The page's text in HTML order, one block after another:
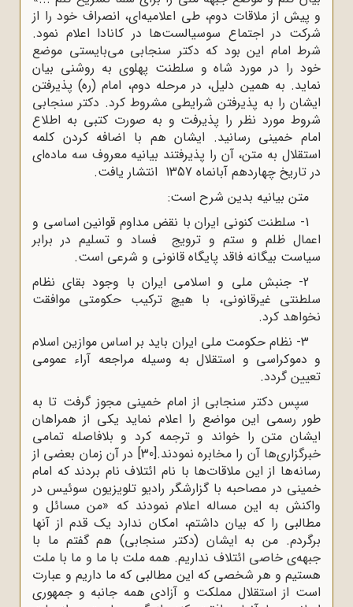
و پیش از ملاقات دوم، طی اعلامیه‌ای، انصراف خود را از
شرکت در اجتماع سوسیالست‌ها در کانادا اعلام نمود.
شرط امام این بود که دکتر سنجابی می‌بایستی موضع
خود را در مورد شاه و سلطنت پهلوی به روشنی بیان
نماید. به همین دلیل، در مرحله دوم، امام (ره) پذیرفتن
ایشان را به پذیرفتن شرایطی مشروط کرد. دکتر سنجابی
شروط مورد نظر را پذیرفت و به صورت کتبی به اطلاع
امام خمینی رسانید. ایشان هم با اضافه کردن کلمه
استقلال به متن، آن را پذیرفتند بیانیه معروف سه ماده‌ای
در تاریخ چهاردهم آبانماه 1357 انتشار یافت
.
متن بیانیه بدین شرح است:
1- سلطنت کنونی ایران با نقض مداوم قوانین اساسی و
اعمال ظلم و ستم و ترویج فساد و تسلیم در برابر
سیاست بیگانه فاقد پایگاه قانونی و شرعی است.
2- جنبش ملی و اسلامی ایران با وجود بقای نظام
سلطنتی غیرقانونی، با هیچ ترکیب حکومتی موافقت
نخواهد کرد.
3- نظام حکومت ملی ایران باید بر اساس موازین اسلام
و دموکراسی و استقلال به وسیله مراجعه آراء عمومی
تعیین گردد.
سپس دکتر سنجابی از امام خمینی مجوز گرفت تا به
طور رسمی این مواضع را اعلام نماید یکی از همراهان
ایشان متن را خواند و ترجمه کرد و بلافاصله تمامی
خبرگزاری‌ها آن را مخابره نمودند.[30] در آن زمان بعضی از
رسانه‌ها از این ملاقات‌ها با نام ائتلاف نام بردند که امام
خمینی در مصاحبه با گزارشگر رادیو تلویزیون سوئیس در
واکنش به این مساله اعلام نمودند که «من مسائل و
مطالبی را که بیان داشتم، امکان ندارد یک قدم از آنها
برگردم. من به ایشان (دکتر سنجابی) هم گفتم ما با
جبهه‌ی خاصی ائتلاف نداریم. همه ملت با ما و ما با ملت
هستیم و هر شخصی که این مطالبی که ما داریم و عبارت
است از استقلال مملکت و آزادی همه جانبه و جمهوری